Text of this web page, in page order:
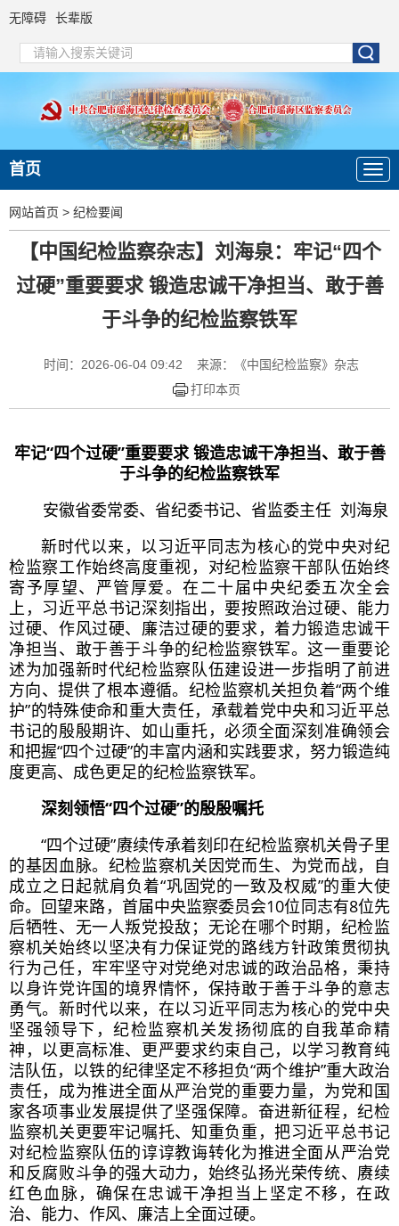
无障碍 长辈版
首页
网站首页 > 纪检要闻
【中国纪检监察杂志】刘海泉：牢记“四个
过硬”重要要求 锻造忠诚干净担当、敢于善
于斗争的纪检监察铁军
时间：2026-06-04 09:42
来源：《中国纪检监察》杂志
打印本页
牢记“四个过硬”重要要求 锻造忠诚干净担当、敢于善
于斗争的纪检监察铁军
安徽省委常委、省纪委书记、省监委主任 刘海泉
新时代以来，以习近平同志为核心的党中央对纪
检监察工作始终高度重视，对纪检监察干部队伍始终
寄予厚望、严管厚爱。在二十届中央纪委五次全会
上， 习近平总书记深刻指出，要按照政治过硬、能力
过硬、作风过硬、廉洁过硬的要求，着力锻造忠诚干
净担当、敢于善于斗争的纪检监察铁军。这一重要论
述为加强新时代纪检监察队伍建设进一步指明了前进
方向、提供了根本遵循。纪检监察机关担负着“两个维
护”的特殊使命和重大责任，承载着党中央和习近平总
书记的殷殷期许、如山重托，必须全面深刻准确领会
和把握“四个过硬”的丰富内涵和实践要求，努力锻造纯
度更高、成色更足的纪检监察铁军。
深刻领悟“四个过硬”的殷殷嘱托
“四个过硬”赓续传承着刻印在纪检监察机关骨子里
的基因血脉。纪检监察机关因党而生、为党而战，自
成立之日起就肩负着“巩固党的一致及权威”的重大使
命。回望来路，首届中央监察委员会10位同志有8位先
后牺牲、无一人叛党投敌；无论在哪个时期，纪检监
察机关始终以坚决有力保证党的路线方针政策贯彻执
行为己任，牢牢坚守对党绝对忠诚的政治品格，秉持
以身许党许国的境界情怀，保持敢于善于斗争的意志
勇气。新时代以来，在以习近平同志为核心的党中央
坚强领导下，纪检监察机关发扬彻底的 自我革命精
神，以更高标准、更严要求约束自己，以学习教育纯
洁队伍，以铁的纪律坚定不移担负“两个维护”重大政治
责任，成为推进全面从严治党的重要力量，为党和国
家各项事业发展提供了坚强保障。奋进新征程，纪检
监察机关更要牢记嘱托、知重负重，把习近平总书记
对纪检监察队伍的谆谆教诲转化为推进全面从严治党
和反腐败斗争的强大动力，始终弘扬光荣传统、赓续
红色血脉，确保在忠诚干净担当上坚定不移，在政
治、能力、作风、廉洁上全面过硬。